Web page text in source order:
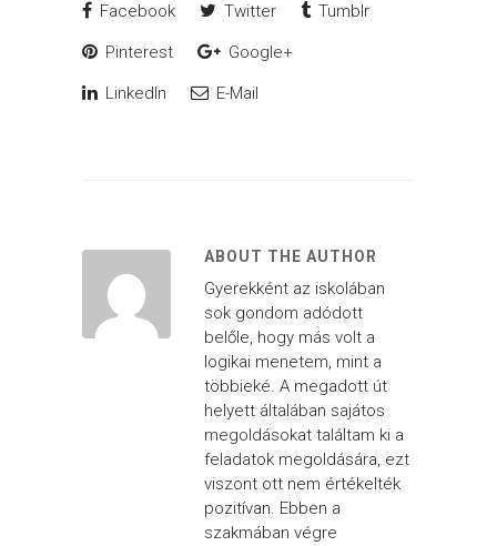
Facebook Twitter Tumblr
Pinterest Google+
LinkedIn E-Mail
ABOUT THE AUTHOR
Gyerekként az iskolában
sok gondom adódott
belőle, hogy más volt a
logikai menetem, mint a
többieké. A megadott út
helyett általában sajátos
megoldásokat találtam ki a
feladatok megoldására, ezt
viszont ott nem értékelték
pozitívan. Ebben a
szakmában végre